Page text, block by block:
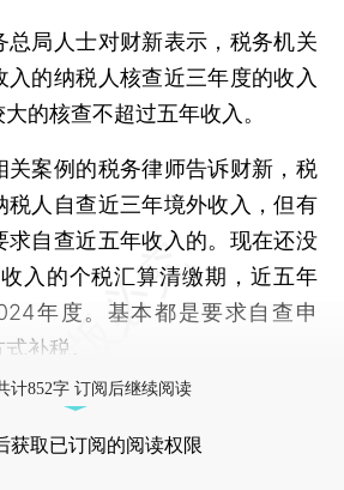
局人士对财新表示，税务机关
入的纳税人核查近三年度的收入
的核查不超过五年收入。
案例的税务律师告诉财新，税
税人自查近三年境外收入，但有
求自查近五年收入的。现在还没
入的个税汇算清缴期，近五年
年度。基本都是要求自查申
补税。
计852字 订阅后继续阅读
获取已订阅的阅读权限